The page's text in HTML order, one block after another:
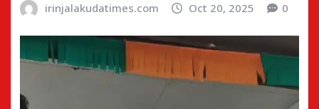
irinjalakudatimes.com Oct 20, 2025 0